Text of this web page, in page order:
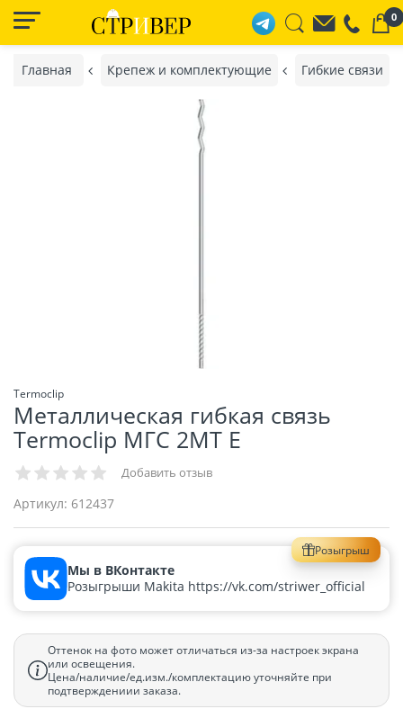
0
Главная Крепеж и комплектующие Гибкие связи
Termoclip
Металлическая гибкая связь
Termoclip МГС 2MT Е
Добавить отзыв
Артикул: 612437
Розыгрыш
Мы в ВКонтакте
Розыгрыши Makita https://vk.com/striwer_official
Оттенок на фото может отличаться из-за настроек экрана
или освещения.
Цена/наличие/ед.изм./комплектацию уточняйте при
подтверждениии заказа.